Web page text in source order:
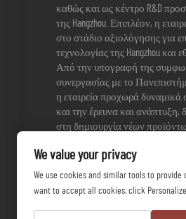
καθώς και ως κέντρο R&D
της Hangzhou. Επιπλέον, η
στο στάδιο αξιολόγησης για
τεχνολογίας της Hangzhou και
Από την υπογραφή της
συνεργασίας με το
η εταιρεία προχωρά δυναμικά
και την έρευνα και ανάπτυξη,
στη δημιουργία νέων
χρησιμοτεχνικές πατέντες.
We value your privacy
We use cookies and similar tools to provide
want to accept all cookies, click